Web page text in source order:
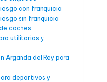
con franquicia
sin franquicia
coches
utilitarios y
Arganda del Rey para
deportivos y